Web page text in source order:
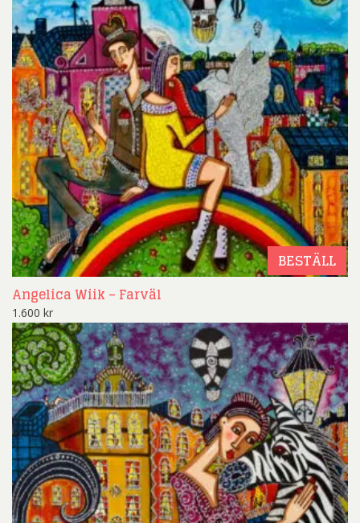
BESTÄLL
Angelica Wiik – Farväl
1.600 kr